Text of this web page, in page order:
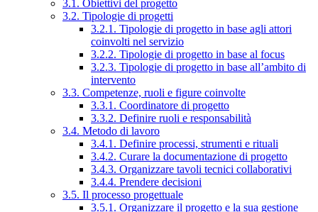
3.1. Obiettivi del progetto
3.2. Tipologie di progetti
3.2.1. Tipologie di progetto in base agli attori
coinvolti nel servizio
3.2.2. Tipologie di progetto in base al focus
3.2.3. Tipologie di progetto in base all’ambito di
intervento
3.3. Competenze, ruoli e figure coinvolte
3.3.1. Coordinatore di progetto
3.3.2. Definire ruoli e responsabilità
3.4. Metodo di lavoro
3.4.1. Definire processi, strumenti e rituali
3.4.2. Curare la documentazione di progetto
3.4.3. Organizzare tavoli tecnici collaborativi
3.4.4. Prendere decisioni
3.5. Il processo progettuale
3.5.1. Organizzare il progetto e la sua gestione